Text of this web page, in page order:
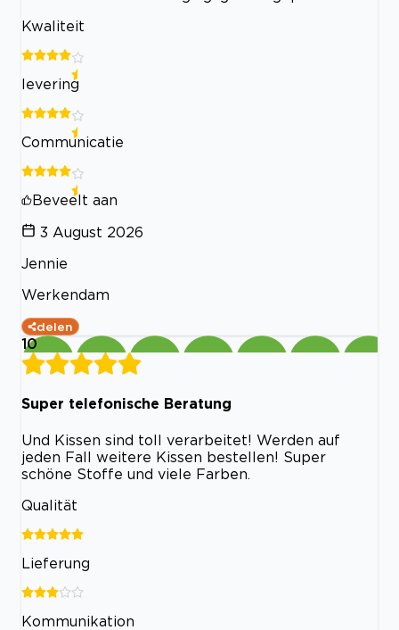
Kwaliteit
levering
Communicatie
Beveelt aan
3 August 2026
Jennie
Werkendam
delen
10
Super telefonische Beratung
Und Kissen sind toll verarbeitet! Werden auf
jeden Fall weitere Kissen bestellen! Super
schöne Stoffe und viele Farben.
Qualität
Lieferung
Kommunikation